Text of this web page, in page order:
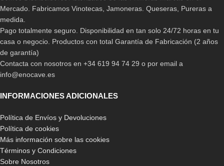
Mercado. Fabricamos Vinotecas, Jamoneras. Queseras, Pureras a
medida.
Pago totalmente seguro. Disponibilidad en tan solo 24/72 horas en tu
casa o negocio. Productos con total Garantía de Fabricación (2 años
de garantía)
Contacta con nosotros en +34 619 94 74 29 o por email a
info@enocave.es
INFORMACIONES ADICIONALES
Política de Envíos y Devoluciones
Política de cookies
Más información sobre las cookies
Términos y Condiciones
Sobre Nosotros